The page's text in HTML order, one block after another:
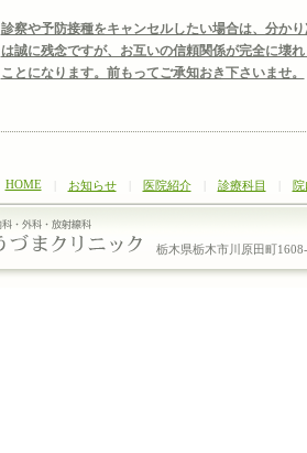
診察や予防接種をキャンセルしたい場合は、分か
は誠に残念ですが、お互いの信頼関係が完全に壊
ことになります。前もってご承知おき下さいませ。
HOME| お知らせ| 医院紹介| 診療科目 院
栃木県栃木市川原田町